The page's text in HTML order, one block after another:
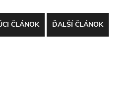
ČLÁNOK ĎALŠÍ ČLÁNOK